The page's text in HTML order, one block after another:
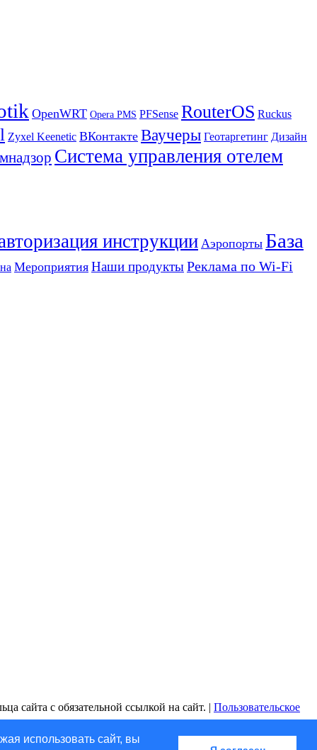
использовать сайт, вы
OpenWRT Opera PMS PFSense RouterOS Ruckus
Zyxel Keenetic ВКонтакте Ваучеры Геотаргетинг Дизайн
Система управления отелем
инструкции Аэропорты База
Мероприятия Наши продуктыРеклама по Wi-Fi
сайта с обязательной ссылкой на сайт. | Пользовательское